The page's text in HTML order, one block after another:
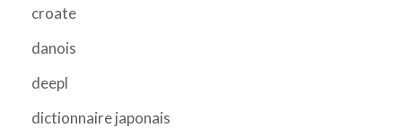
croate
danois
deepl
dictionnaire japonais